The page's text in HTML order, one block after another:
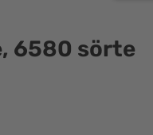
6580 sörte